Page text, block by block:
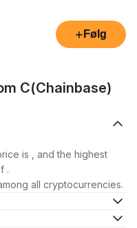
+ Følg
C(Chainbase)
is , and the highest
.
all cryptocurrencies.